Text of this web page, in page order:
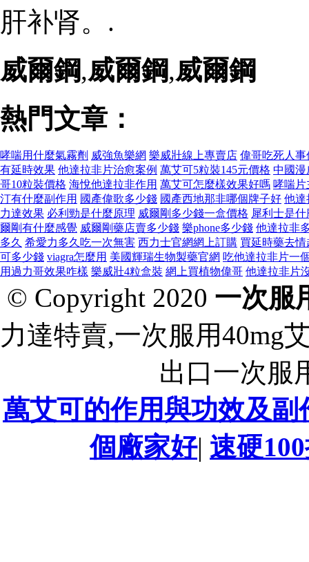
肝补肾。.
威爾鋼,威爾鋼,威爾鋼
熱門文章：
哮喘用什麼氣霧劑 威強魚樂網 樂威壯線上專賣店 偉哥吃死人事
有延時效果 他達拉非片治愈案例 萬艾可5粒裝145元價格 中國漫
哥10粒裝價格 海悅他達拉非作用 萬艾可怎麼樣效果好嗎 哮喘
汀有什麼副作用 國產偉歌多少錢 國產西地那非哪個牌子好 他達
力達效果 必利勁是什麼原理 威爾剛多少錢一盒價格 犀利士是
爾剛有什麼感覺 威爾剛藥店賣多少錢 樂phone多少錢 他達拉非
多久 希愛力多久吃一次無害 西力士官網網上訂購 買延時藥去
可多少錢 viagra怎麼用 美國輝瑞生物製藥官網 吃他達拉非片一
用過力哥效果咋樣 樂威壯4粒盒裝 網上買植物偉哥 他達拉非片
© Copyright 2020 一次服
力達特賣,一次服用40mg
出口一次服
萬艾可的作用與功效及副
個廠家好| 速硬